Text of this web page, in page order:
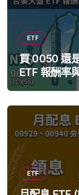
ETF
買 0050 還
ETF 報酬率
ETF